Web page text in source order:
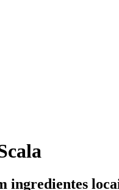
ingredientes